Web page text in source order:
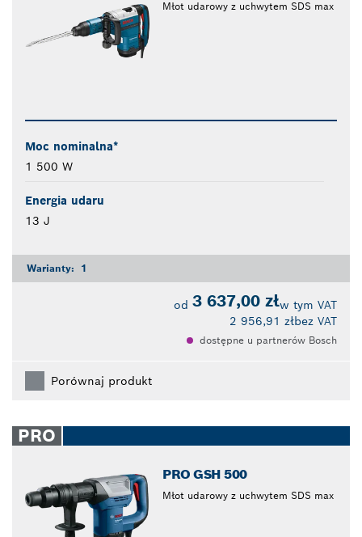
Młot udarowy z uchwytem SDS max
Moc nominalna*
1 500 W
Energia udaru
13 J
Warianty: 1
od 3 637,00 złw tym VAT
2 956,91 złbez VAT
dostępne u partnerów Bosch
Porównaj produkt
PRO
PRO GSH 500
Młot udarowy z uchwytem SDS max